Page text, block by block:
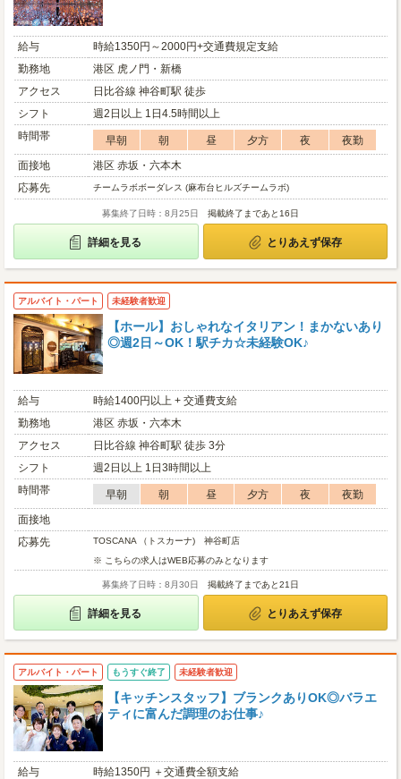
給与
時給1350円～2000円+交通費規定支給
勤務地
港区 虎ノ門・新橋
アクセス
日比谷線 神谷町駅 徒歩
シフト
週2日以上 1日4.5時間以上
時間帯
早朝 朝 昼 夕方 夜
夜勤
面接地
港区 赤坂・六本木
応募先
チームラボボーダレス (麻布台ヒルズチームラボ)
募集終了日時：8月25日 掲載終了まであと16日
詳細を見る とりあえず保存
アルバイト・パート 未経験者歓迎
【ホール】おしゃれなイタリアン！まかないあり
◎週2日～OK！駅チカ☆未経験OK♪
給与
時給1400円以上 + 交通費支給
勤務地
港区 赤坂・六本木
アクセス
日比谷線 神谷町駅 徒歩 3分
シフト
週2日以上 1日3時間以上
時間帯
早朝 朝 昼 夕方 夜
夜勤
面接地
応募先
TOSCANA （トスカーナ) 神谷町店
※ こちらの求人はWEB応募のみとなります
募集終了日時：8月30日 掲載終了まであと21日
詳細を見る とりあえず保存
アルバイト・パート もうすぐ終了 未経験者歓迎
【キッチンスタッフ】ブランクありOK◎バラエ
ティに富んだ調理のお仕事♪
給与
時給1350円 ＋交通費全額支給